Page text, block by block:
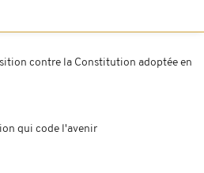
contre la Constitution adoptée en
qui code l'avenir